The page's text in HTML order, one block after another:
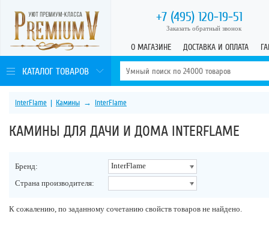
+7 (495) 120-19-51
Заказать обратный звонок
О МАГАЗИНЕ ДОСТАВКА И ОПЛАТА
КАТАЛОГ ТОВАРОВ
InterFlame | Камины → InterFlame
КАМИНЫ ДЛЯ ДАЧИ И ДОМА INTERFLAME
Бренд:
InterFlame
Страна производителя:
К сожалению, по заданному сочетанию свойств товаров не найдено.